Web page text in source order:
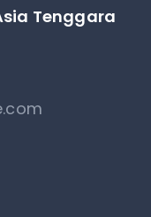
Tenggara